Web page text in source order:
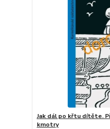
Jak dál po křtu dítěte.
kmotry